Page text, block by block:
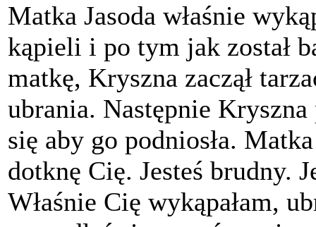
Matka Jasoda właśnie
kąpieli i po tym jak został
matkę, Kryszna zaczął
ubrania. Następnie Kryszna
się aby go podniosła.
dotknę Cię. Jesteś brudny.
Właśnie Cię wykąpałam,